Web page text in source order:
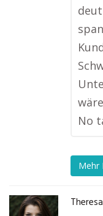
No
Mehr